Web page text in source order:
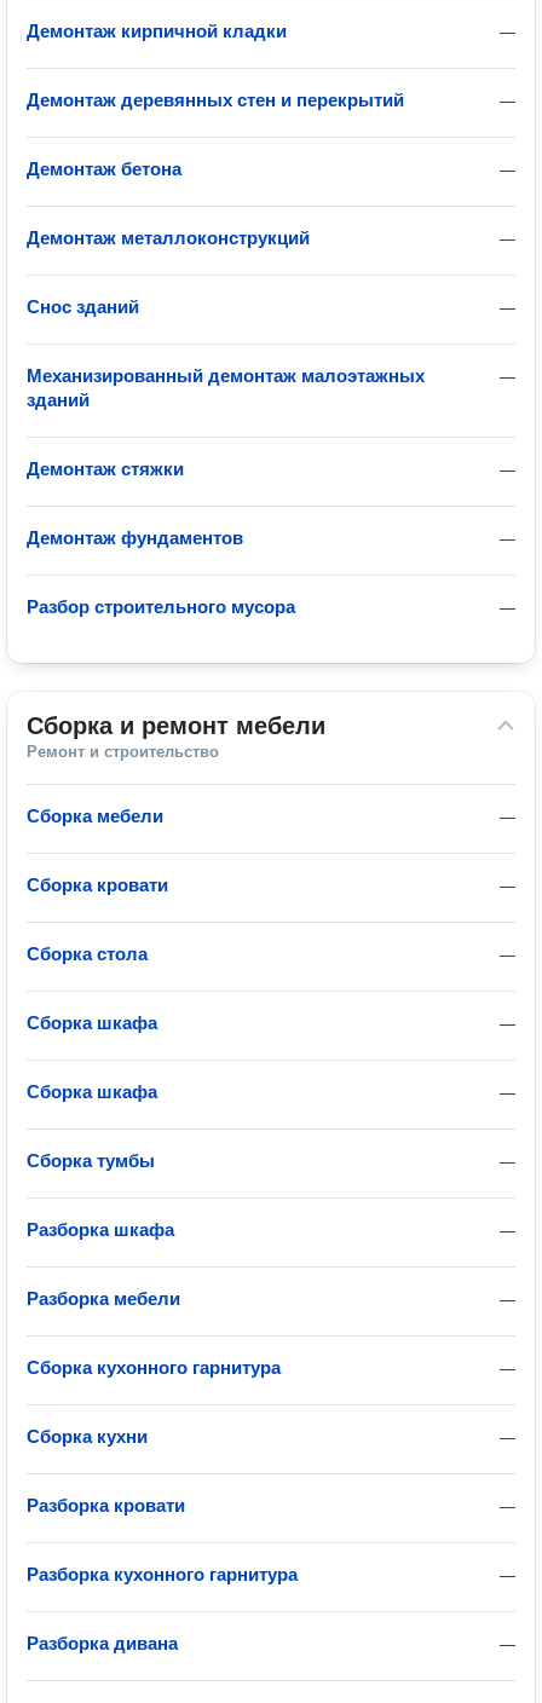
—
Демонтаж кирпичной кладки
—
Демонтаж деревянных стен и перекрытий
—
Демонтаж бетона
—
Демонтаж металлоконструкций
—
Снос зданий
—
Механизированный демонтаж малоэтажных
зданий
—
Демонтаж стяжки
—
Демонтаж фундаментов
—
Разбор строительного мусора
Сборка и ремонт мебели
Ремонт и строительство
—
Сборка мебели
—
Сборка кровати
—
Сборка стола
—
Сборка шкафа
—
Сборка шкафа
—
Сборка тумбы
—
Разборка шкафа
—
Разборка мебели
—
Сборка кухонного гарнитура
—
Сборка кухни
—
Разборка кровати
—
Разборка кухонного гарнитура
—
Разборка дивана